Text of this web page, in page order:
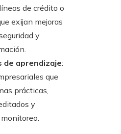
de crédito o
exijan mejoras
y
de aprendizaje:
que
prácticas,
y